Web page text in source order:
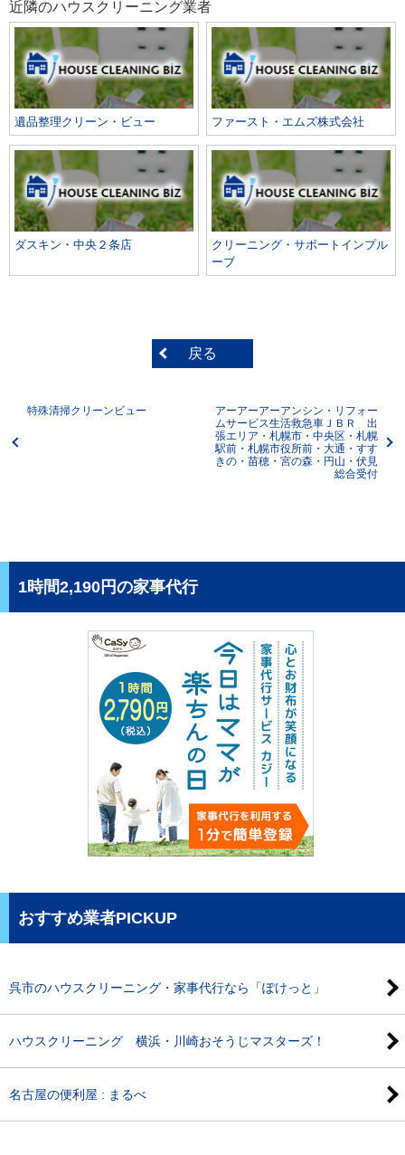
近隣のハウスクリーニング業者
遺品整理クリーン・ビュー ファースト・エムズ株式会社
ダスキン・中央２条店
クリーニング・サポートインプル
ーブ
戻る
特殊清掃クリーンビュー
アーアーアーアンシン・リフォー
ムサービス生活救急車ＪＢＲ 出
張エリア・札幌市・中央区・札幌
駅前・札幌市役所前・大通・すす
きの・苗穂・宮の森・円山・伏見
総合受付
1時間2,190円の家事代行
おすすめ業者PICKUP
呉市のハウスクリーニング・家事代行なら「ぽけっと」
ハウスクリーニング 横浜・川崎おそうじマスターズ！
名古屋の便利屋 : まるべ